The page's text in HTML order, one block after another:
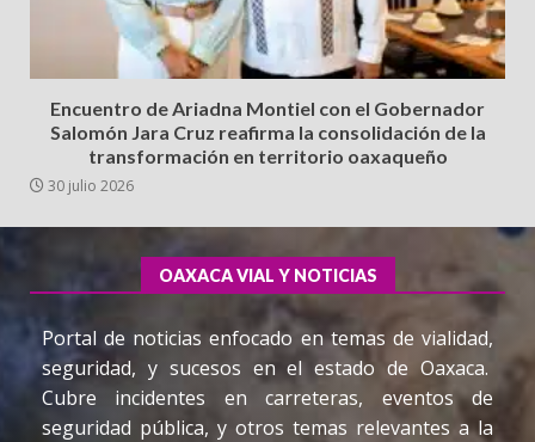
Encuentro de Ariadna Montiel con el Gobernador
Salomón Jara Cruz reafirma la consolidación de la
transformación en territorio oaxaqueño
30 julio 2026
OAXACA VIAL Y NOTICIAS
Portal de noticias enfocado en temas de vialidad,
seguridad, y sucesos en el estado de Oaxaca.
Cubre incidentes en carreteras, eventos de
seguridad pública, y otros temas relevantes a la